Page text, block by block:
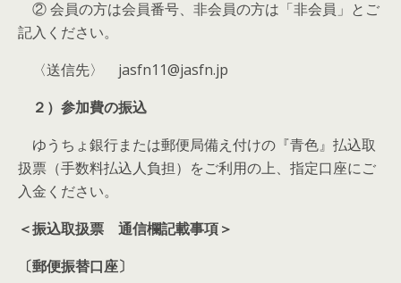
② 会員の方は会員番号、非会員の方は「非会員」とご
記入ください。
〈送信先〉 jasfn11@jasfn.jp
２）参加費の振込
ゆうちょ銀行または郵便局備え付けの『青色』払込取
扱票（手数料払込人負担）をご利用の上、指定口座にご
入金ください。
＜振込取扱票 通信欄記載事項＞
〔郵便振替口座〕